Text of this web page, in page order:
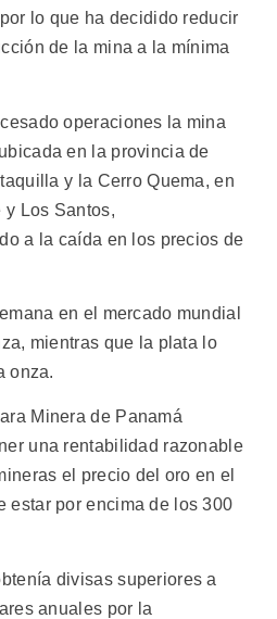
lo que ha decidido reducir
de la mina a la mínima
operaciones la mina
en la provincia de
y la Cerro Quema, en
y Los Santos,
a la caída en los precios de
en el mercado mundial
mientras que la plata lo
onza.
Minera de Panamá
una rentabilidad razonable
el precio del oro en el
estar por encima de los 300
divisas superiores a
anuales por la